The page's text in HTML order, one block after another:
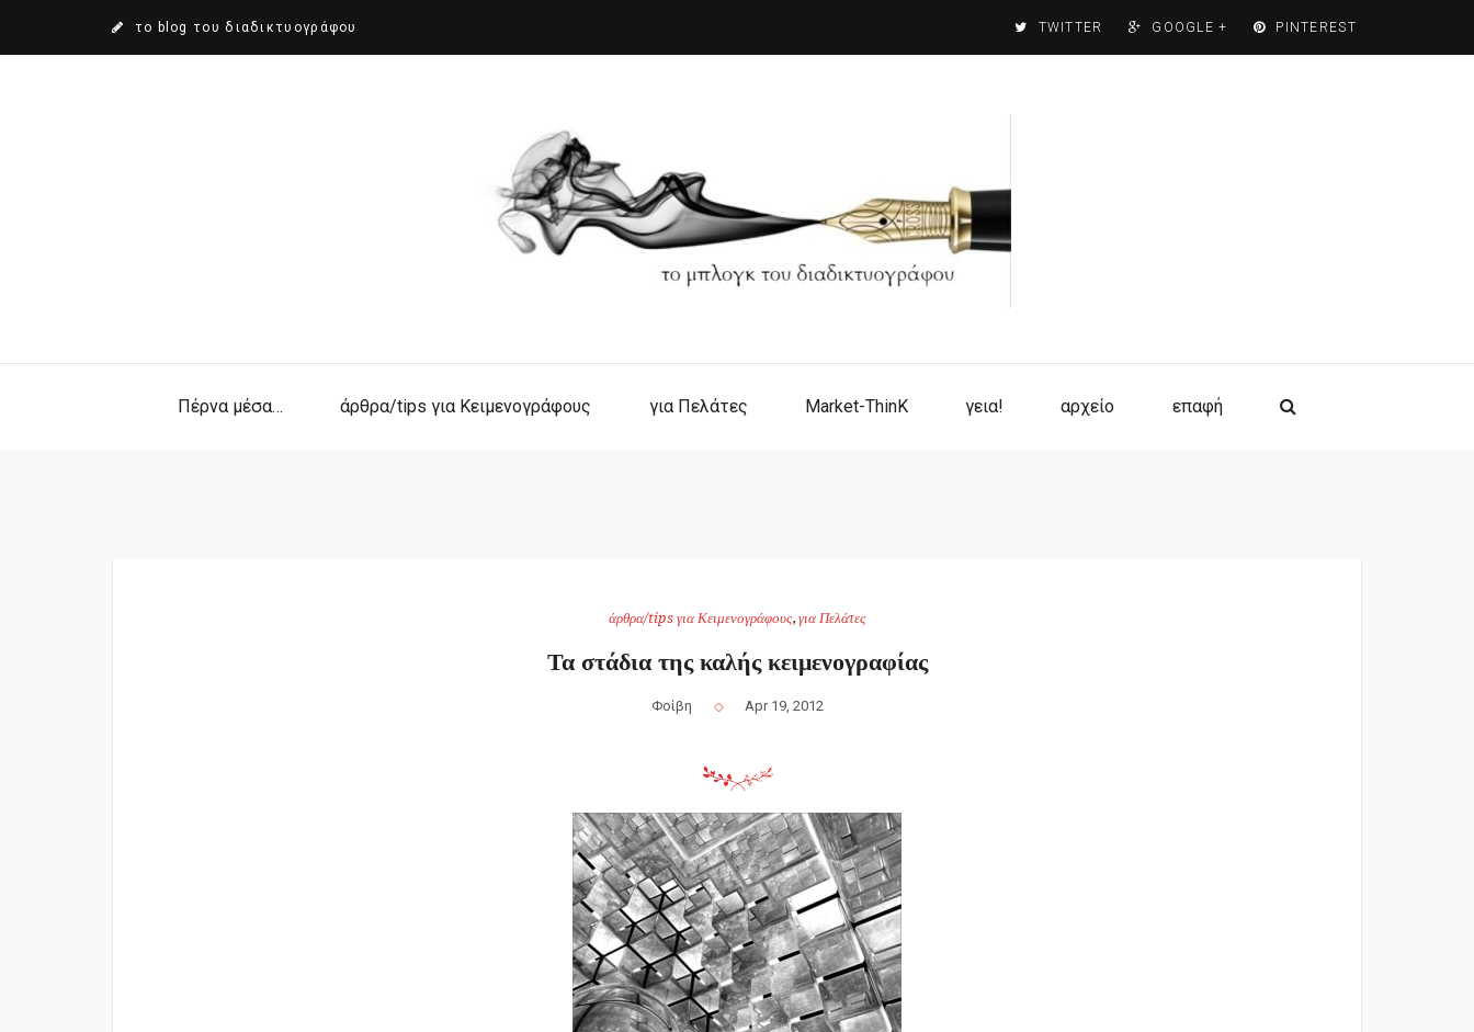
το blog του διαδικτυογράφου TWITTER GOOGLE + PINTEREST
Πέρνα μέσα… άρθρα/tips για Κειμενογράφους για Πελάτες Market-ThinK γεια! αρχείο επαφή
άρθρα/tips για Κειμενογράφους, για Πελάτες
Τα στάδια της καλής κειμενογραφίας
Φοίβη Apr 19, 2012